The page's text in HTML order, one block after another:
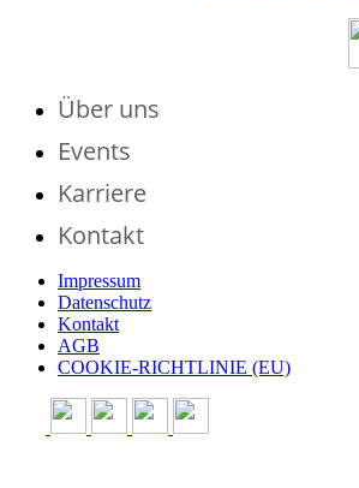
Über uns
Events
Karriere
Kontakt
Impressum
Datenschutz
Kontakt
AGB
COOKIE-RICHTLINIE (EU)